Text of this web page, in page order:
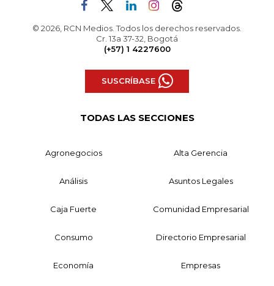
© 2026, RCN Medios. Todos los derechos reservados.
Cr. 13a 37-32, Bogotá
(+57) 1 4227600
SUSCRÍBASE
TODAS LAS SECCIONES
Agronegocios Alta Gerencia
Análisis Asuntos Legales
Caja Fuerte Comunidad Empresarial
Consumo Directorio Empresarial
Economía Empresas